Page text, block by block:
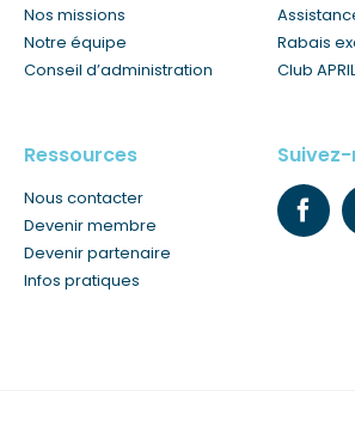
Nos missions
Notre équipe
Conseil d’administration
Rabais
Club
Ressources
Nous contacter
Devenir membre
Devenir partenaire
Infos pratiques